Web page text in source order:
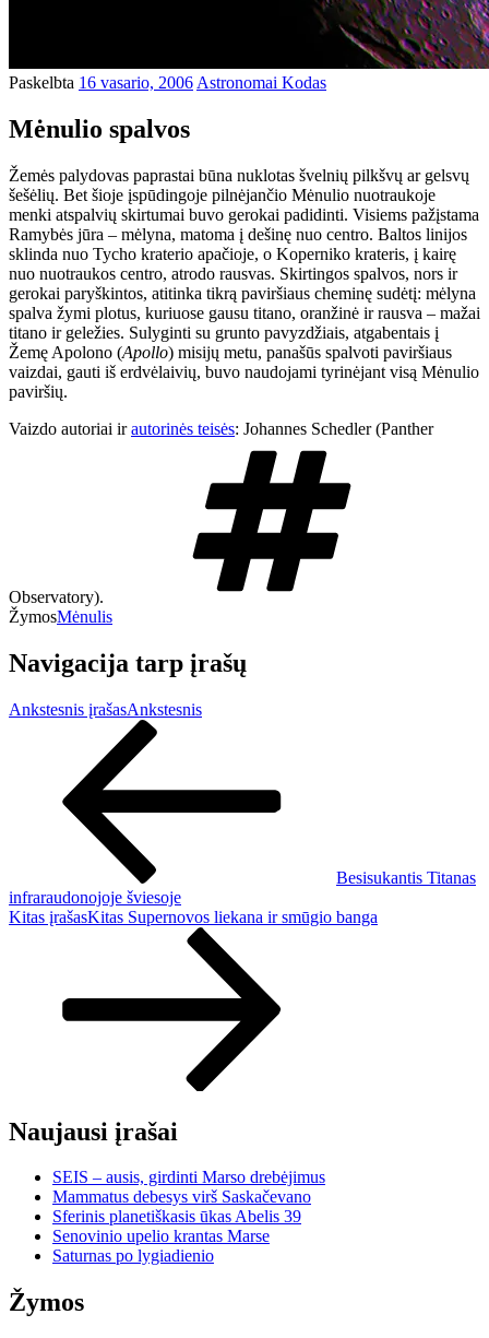
Paskelbta 16 vasario, 2006 Astronomai Kodas
Mėnulio spalvos
Žemės palydovas paprastai būna nuklotas švelnių pilkšvų ar gelsvų
šešėlių. Bet šioje įspūdingoje pilnėjančio Mėnulio nuotraukoje
menki atspalvių skirtumai buvo gerokai padidinti. Visiems pažįstama
Ramybės jūra – mėlyna, matoma į dešinę nuo centro. Baltos linijos
sklinda nuo Tycho kraterio apačioje, o Koperniko krateris, į kairę
nuo nuotraukos centro, atrodo rausvas. Skirtingos spalvos, nors ir
gerokai paryškintos, atitinka tikrą paviršiaus cheminę sudėtį: mėlyna
spalva žymi plotus, kuriuose gausu titano, oranžinė ir rausva – mažai
titano ir geležies. Sulyginti su grunto pavyzdžiais, atgabentais į
Žemę Apolono (Apollo) misijų metu, panašūs spalvoti paviršiaus
vaizdai, gauti iš erdvėlaivių, buvo naudojami tyrinėjant visą Mėnulio
paviršių.
Vaizdo autoriai irautorinės teisės: Johannes Schedler (Panther
Observatory).
ŽymosMėnulis
Navigacija tarp įrašų
Ankstesnis įrašasAnkstesnis
Besisukantis Titanas
infraraudonojoje šviesoje
Kitas įrašasKitas Supernovos liekana ir smūgio banga
Naujausi įrašai
SEIS – ausis, girdinti Marso drebėjimus
Mammatus debesys virš Saskačevano
Sferinis planetiškasis ūkas Abelis 39
Senovinio upelio krantas Marse
Saturnas po lygiadienio
Žymos